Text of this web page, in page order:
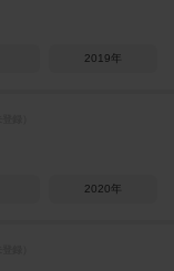
2019年
2020年